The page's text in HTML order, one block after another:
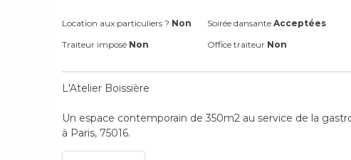
Location aux particuliers ? Non Soirée dansanteAcceptées
Traiteur imposé Non Office traiteur Non
L'Atelier Boissière
Un espace contemporain de 350m2 au service de la
à Paris, 75016.
Composé de 6 espaces ateliers afin de vous proposer